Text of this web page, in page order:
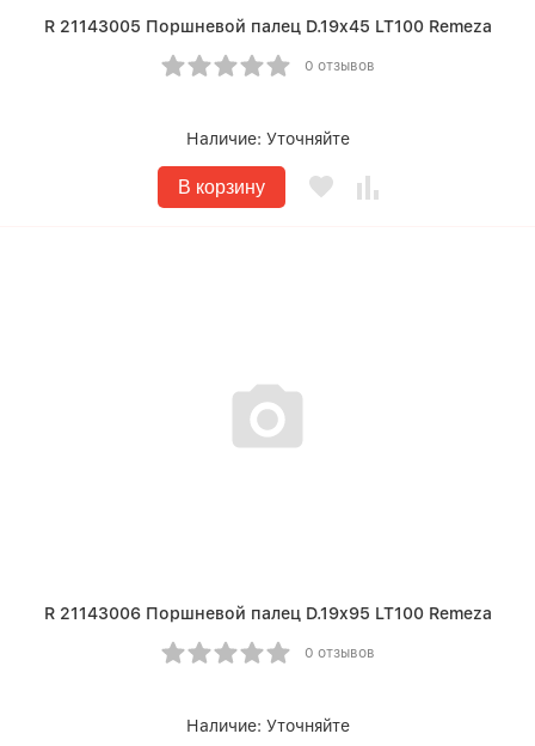
R 21143005 Поршневой палец D.19x45 LT100 Remeza
0 отзывов
Наличие: Уточняйте
В корзину
R 21143006 Поршневой палец D.19x95 LT100 Remeza
0 отзывов
Наличие: Уточняйте